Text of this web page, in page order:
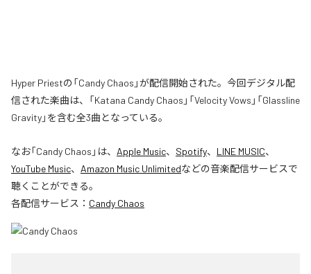
Hyper Priestの「Candy Chaos」が配信開始された。今回デジタル配
信された楽曲は、「Katana Candy Chaos」「Velocity Vows」「Glassline
Gravity」を含む全3曲となっている。
なお「Candy Chaos 」は、 Apple Music、 Spotify、 LINE MUSIC、
YouTube Music、 Amazon Music Unlimitedなどの音楽配信サービスで
聴くことができる。
各配信サービス： Candy Chaos